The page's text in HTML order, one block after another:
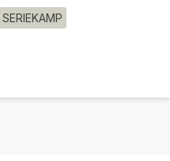
SERIEKAMP